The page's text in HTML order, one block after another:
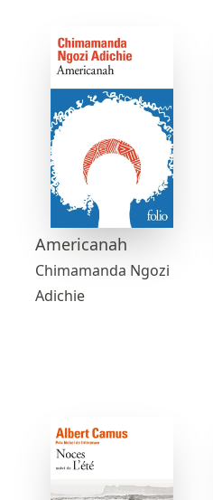
Americanah
Chimamanda Ngozi
Adichie